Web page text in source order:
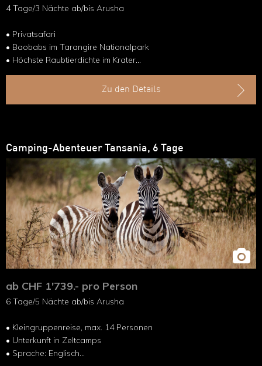
4 Tage/3 Nächte ab/bis Arusha
• Privatsafari
• Baobabs im Tarangire Nationalpark
• Höchste Raubtierdichte im Krater
• 3 Nationalparks in kurzer Zeit
Zu den Details
Camping-Abenteuer Tansania, 6 Tage
ab CHF 1'739.- pro Person
6 Tage/5 Nächte ab/bis Arusha
• Kleingruppenreise, max. 14 Personen
• Unterkunft in Zeltcamps
• Sprache: Englisch